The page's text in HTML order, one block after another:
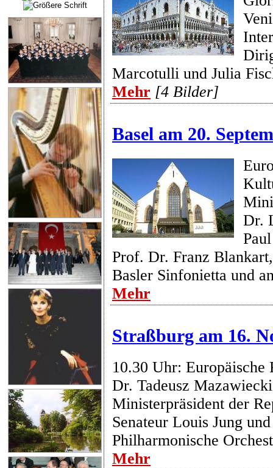
Marcotulli und Julia
Mehr [4 Bilder]
Basel am 20.
Dr.
Prof. Dr. Franz
Basler Sinfonietta und
Mehr
Straßburg am 16.
10.30 Uhr: Europäische
Dr. Tadeusz
Ministerpräsident der
Senateur Louis Jung
Philharmonische
Mehr